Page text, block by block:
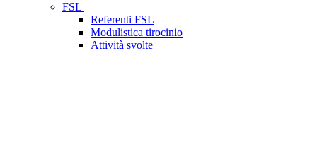
FSL
Referenti FSL
Modulistica tirocinio
Attività svolte